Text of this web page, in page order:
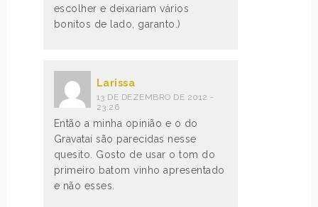
escolher e deixariam vários
bonitos de lado, garanto.)
Larissa
13 DE DEZEMBRO DE 2012 -
23:26
Então a minha opinião e o do
Gravataí são parecidas nesse
quesito. Gosto de usar o tom do
primeiro batom vinho apresentado
e não esses.